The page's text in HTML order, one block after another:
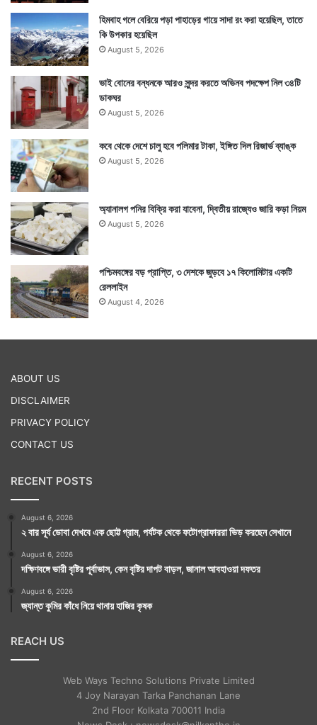
হিমবাহ গলে বেরিয়ে পড়া পাহাড়ের গায়ে সাদা রং করা হয়েছিল, তাতে
কি উপকার হয়েছিল
August 5, 2026
ভাই বোনের বন্ধনকে আরও সুন্দর করতে অভিনব পদক্ষেপ নিল ৩৪টি
ডাকঘর
August 5, 2026
কবে থেকে দেশে চালু হবে পলিমার টাকা, ইঙ্গিত দিল রিজার্ভ ব্যাঙ্ক
August 5, 2026
অ্যানালগ পনির বিক্রি করা যাবেনা, দ্বিতীয় রাজ্যেও জারি কড়া নিয়ম
August 5, 2026
পশ্চিমবঙ্গের বড় প্রাপ্তি, ৩ দেশকে জুড়বে ১৭ কিলোমিটার একটি
রেললাইন
August 4, 2026
ABOUT US
DISCLAIMER
PRIVACY POLICY
CONTACT US
RECENT POSTS
August 6, 2026
২ বার সূর্য ডোবা দেখবে এক ছোট্ট গ্রাম, পর্যটক থেকে ফটোগ্রাফাররা ভিড় করছেন সেখানে
August 6, 2026
দক্ষিণবঙ্গে ভারী বৃষ্টির পূর্বাভাস, কেন বৃষ্টির দাপট বাড়ল, জানাল আবহাওয়া দফতর
August 6, 2026
জ্যান্ত কুমির কাঁধে নিয়ে থানায় হাজির কৃষক
REACH US
Web Ways Techno Solutions Private Limited
4 Joy Narayan Tarka Panchanan Lane
2nd Floor Kolkata 700011 India